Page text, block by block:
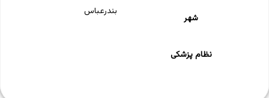
شهر
بندرعباس
نظام پزشکی